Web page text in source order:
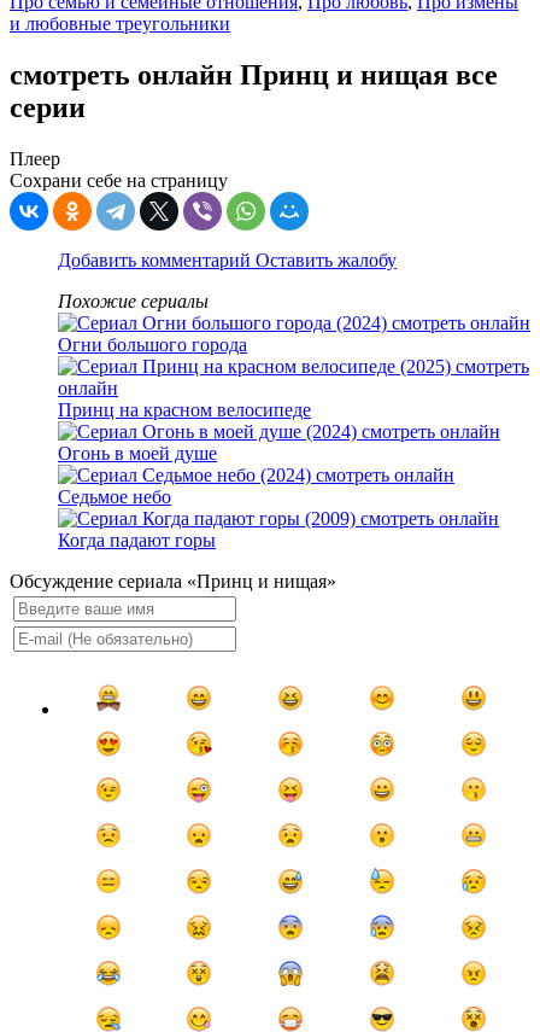
и любовные треугольники
смотреть онлайн Принц и нищая все
серии
Плеер
Сохрани себе на страницу
Добавить комментарий Оставить жалобу
Похожие сериалы
Огни большого города
Принц на красном велосипеде
Огонь в моей душе
Седьмое небо
Когда падают горы
Обсуждение сериала «Принц и нищая»